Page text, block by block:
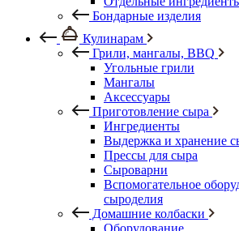
Бондарные изделия
Кулинарам
Грили, мангалы, BBQ
Угольные грили
Мангалы
Аксессуары
Приготовление сыра
Ингредиенты
Выдержка и хранение
Прессы для сыра
Сыроварни
Вспомогательное
сыроделия
Домашние колбаски
Оборудование